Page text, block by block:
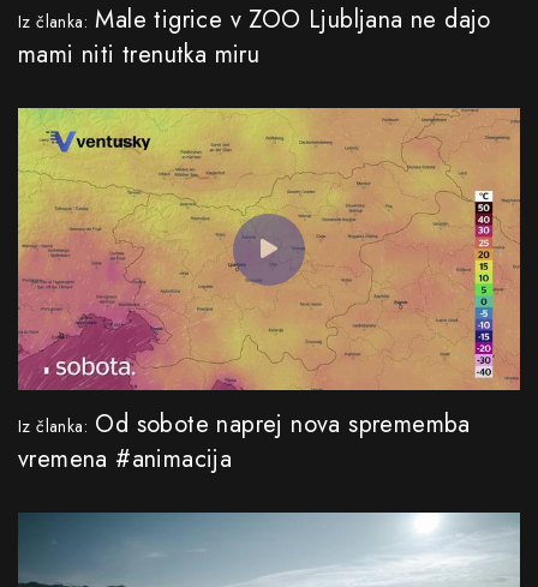
Iz članka: Male tigrice v ZOO Ljubljana ne dajo
mami niti trenutka miru
Iz članka: Od sobote naprej nova sprememba
vremena #animacija